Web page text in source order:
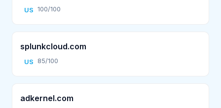
US 100/100
splunkcloud.com
US 85/100
adkernel.com